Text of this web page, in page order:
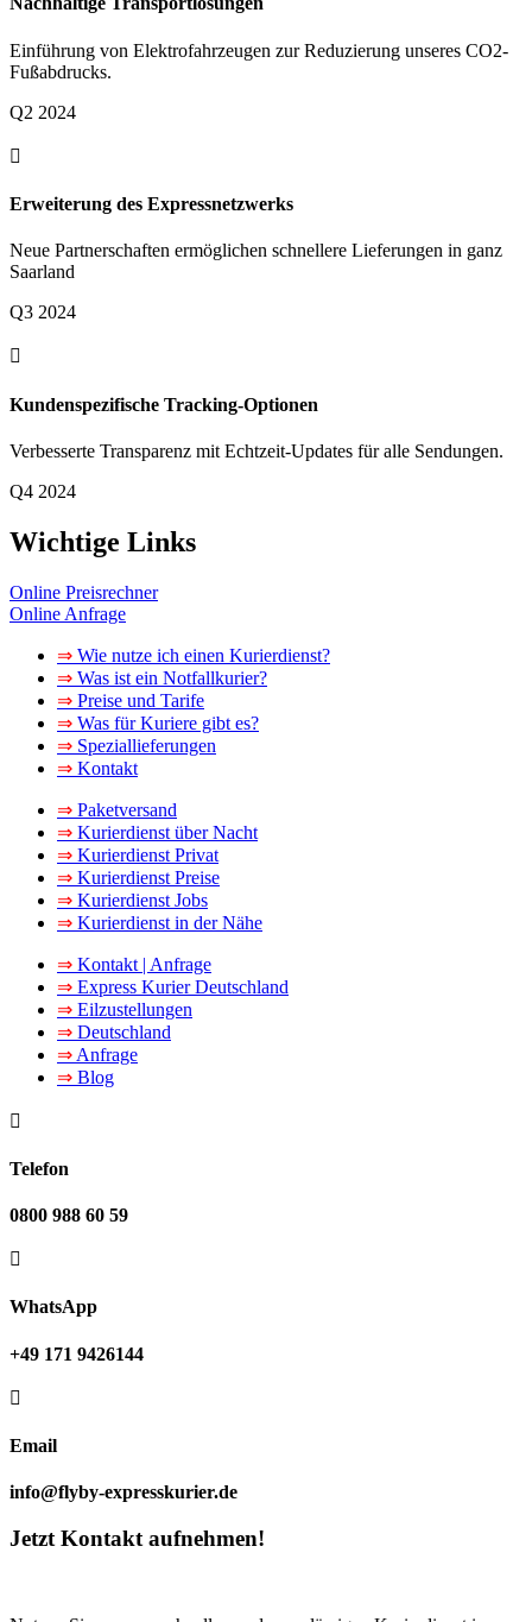
Einführung von Elektrofahrzeugen zur Reduzierung unseres CO2-
Fußabdrucks.
Q2 2024

Erweiterung des Expressnetzwerks
Neue Partnerschaften ermöglichen schnellere Lieferungen in ganz
Saarland
Q3 2024

Kundenspezifische Tracking-Optionen
Verbesserte Transparenz mit Echtzeit-Updates für alle Sendungen.
Q4 2024
Wichtige Links
Online Preisrechner
Online Anfrage
⇒ Wie nutze ich einen Kurierdienst?
⇒ Was ist ein Notfallkurier?
⇒ Preise und Tarife
⇒ Was für Kuriere gibt es?
⇒ Speziallieferungen
⇒ Kontakt
⇒ Paketversand
⇒ Kurierdienst über Nacht
⇒ Kurierdienst Privat
⇒ Kurierdienst Preise
⇒ Kurierdienst Jobs
⇒ Kurierdienst in der Nähe
⇒ Kontakt | Anfrage
⇒ Express Kurier Deutschland
⇒ Eilzustellungen
⇒ Deutschland
⇒ Anfrage
⇒ Blog

Telefon
0800 988 60 59

WhatsApp
+49 171 9426144

Email
info@flyby-expresskurier.de
Jetzt Kontakt aufnehmen!